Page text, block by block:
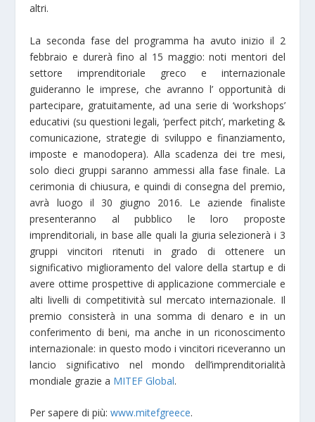
altri.
La seconda fase del programma ha avuto inizio il 2
febbraio e durerà fino al 15 maggio: noti mentori del
settore imprenditoriale greco e internazionale
guideranno le imprese, che avranno l’ opportunità di
partecipare, gratuitamente, ad una serie di ‘workshops’
educativi (su questioni legali, ‘perfect pitch’, marketing &
comunicazione, strategie di sviluppo e finanziamento,
imposte e manodopera). Alla scadenza dei tre mesi,
solo dieci gruppi saranno ammessi alla fase finale. La
cerimonia di chiusura, e quindi di consegna del premio,
avrà luogo il 30 giugno 2016. Le aziende finaliste
presenteranno al pubblico le loro proposte
imprenditoriali, in base alle quali la giuria selezionerà i 3
gruppi vincitori ritenuti in grado di ottenere un
significativo miglioramento del valore della startup e di
avere ottime prospettive di applicazione commerciale e
alti livelli di competitività sul mercato internazionale. Il
premio consisterà in una somma di denaro e in un
conferimento di beni, ma anche in un riconoscimento
internazionale: in questo modo i vincitori riceveranno un
lancio significativo nel mondo dell’imprenditorialità
mondiale grazie a MITEF Global.
Per sapere di più:www.mitefgreece.